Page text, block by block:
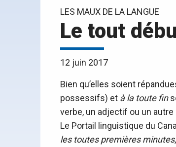
LES MAUX DE LA LANGUE
Le tout
12 juin 2017
Bien qu’elles soient
possessifs) et à la toute fin
verbe, un adjectif ou un
Le Portail linguistique du
les toutes premières minutes,